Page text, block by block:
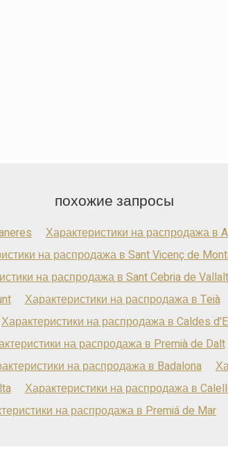
похожие запросы
Характеристики на распродажа в
на распродажа в Sant Vicenç de
на распродажа в Sant Cebria de
Характеристики на распродажа в Teià
Характеристики на распродажа в Caldes
на распродажа в Premià de Dalt
на распродажа в Badalona
Характеристики на распродажа в
на распродажа в Premiá de Mar